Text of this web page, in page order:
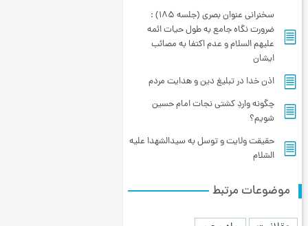
سخنراني عنوان بصري (جلسه 185) :
ضرورت نگاه جامع به طول حیات ائمه
علیهم السلام و عدم اکتفا به مصائب
ایشان
اذن خدا در تبلیغ دین و هدایت مردم
چگونه واردِ کشتی نجات امام حسین
شویم؟
حقیقت ولایت و توسل به سیدالشهدا علیه
السّلام
موضوعات مرتبط